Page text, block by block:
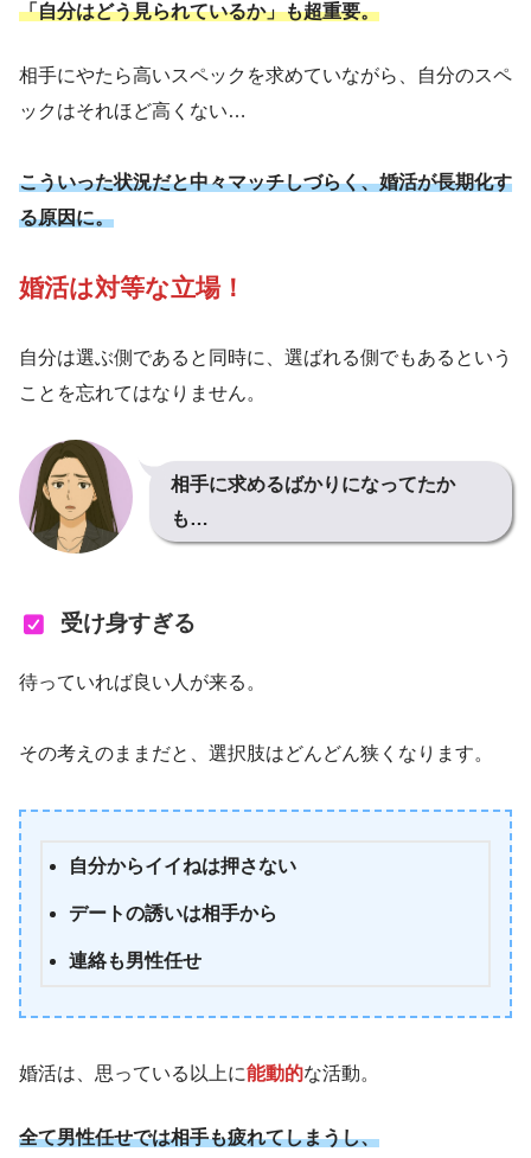
「自分はどう見られているか」も超重要。
相手にやたら高いスペックを求めていながら、自分のスペ
ックはそれほど高くない…
こういった状況だと中々マッチしづらく、婚活が長期化す
る原因に。
婚活は対等な立場！
自分は選ぶ側であると同時に、選ばれる側でもあるという
ことを忘れてはなりません。
相手に求めるばかりになってたか
も…
受け身すぎる
待っていれば良い人が来る。
その考えのままだと、選択肢はどんどん狭くなります。
自分からイイねは押さない
デートの誘いは相手から
連絡も男性任せ
婚活は、思っている以上に能動的な活動。
全て男性任せでは相手も疲れてしまうし、